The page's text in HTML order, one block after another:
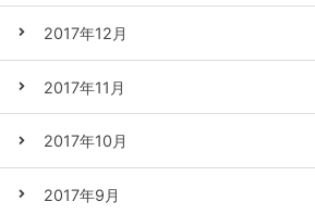
2017年12月
2017年11月
2017年10月
2017年9月